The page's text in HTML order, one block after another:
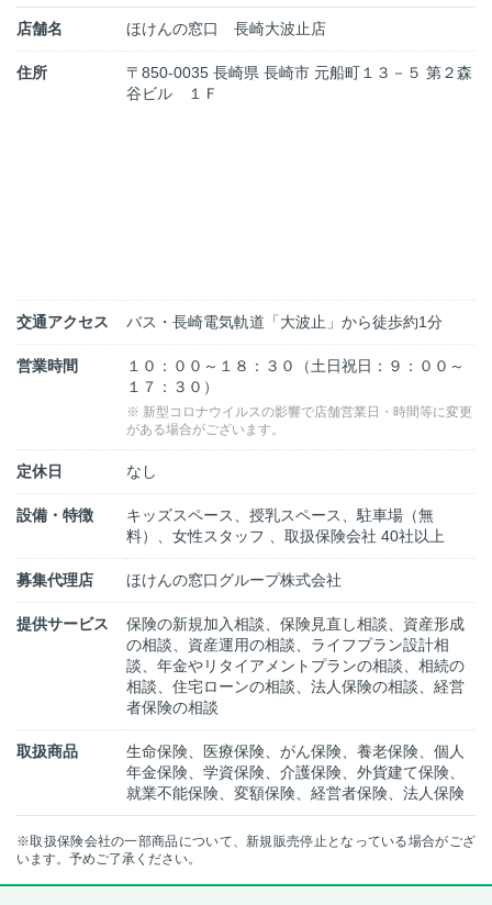
店舗名 ほけんの窓口 長崎大波止店
住所
〒850-0035 長崎県 長崎市 元船町１３－５ 第２森
谷ビル １Ｆ
交通アクセス バス・長崎電気軌道「大波止」から徒歩約1分
営業時間
１０：００～１８：３０（土日祝日：９：００～
１７：３０）
※ 新型コロナウイルスの影響で店舗営業日・時間等に変更
がある場合がございます。
定休日 なし
設備・特徴
キッズスペース、授乳スペース、駐車場（無
料）、女性スタッフ 、取扱保険会社 40社以上
募集代理店 ほけんの窓口グループ株式会社
提供サービス
保険の新規加入相談、保険見直し相談、資産形成
の相談、資産運用の相談、ライフプラン設計相
談、年金やリタイアメントプランの相談、相続の
相談、住宅ローンの相談、法人保険の相談、経営
者保険の相談
取扱商品
生命保険、医療保険、がん保険、養老保険、個人
年金保険、学資保険、介護保険、外貨建て保険、
就業不能保険、変額保険、経営者保険、法人保険
※取扱保険会社の一部商品について、新規販売停止となっている場合がござ
います。予めご了承ください。